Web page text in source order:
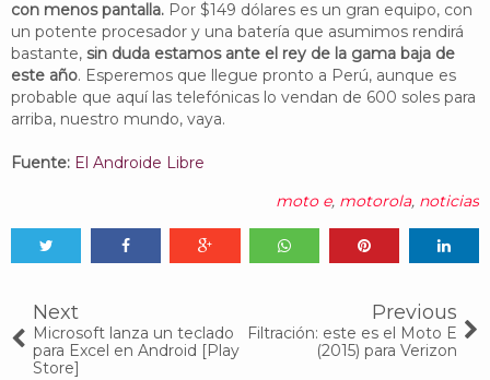
con menos pantalla. Por $149 dólares es un gran equipo, con
un potente procesador y una batería que asumimos rendirá
bastante, sin duda estamos ante el rey de la gama baja de
este año. Esperemos que llegue pronto a Perú, aunque es
probable que aquí las telefónicas lo vendan de 600 soles para
arriba, nuestro mundo, vaya.
Fuente: El Androide Libre
moto e, motorola, noticias
Next
Microsoft lanza un teclado
para Excel en Android [Play
Store]
Previous
Filtración: este es el Moto E
(2015) para Verizon